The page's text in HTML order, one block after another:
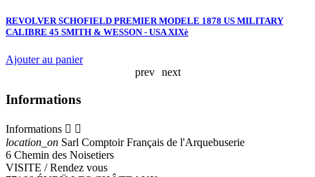
REVOLVER SCHOFIELD PREMIER MODELE 1878 US MILITARY
CALIBRE 45 SMITH & WESSON - USA XIXè
Ajouter au panier
prev next
Informations
Informations  
location_on Sarl Comptoir Français de l'Arquebuserie
6 Chemin des Noisetiers
VISITE / Rendez vous